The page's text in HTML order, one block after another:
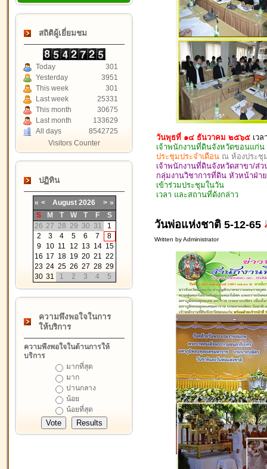
สถิติผู้เยี่ยมชม
Today
301
Yesterday
3951
This week
301
Last week
25331
This month
30675
Last month
133629
All days
8542725
Visitors Counter
ปฏิทิน
« < August 2026 > »
S
M T W T F
S
26 27 28 29 30 31
1
2
3 4 5 6 7
8
9
10 11 12 13 14 15
16 17 18 19 20 21 22
23 24 25 26 27 28 29
30 31 1 2 3 4 5
ความพึงพอใจในการ
ให้บริการ
ความพึงพอใจในด้านการให้
บริการ
มากที่สุด
มาก
ปานกลาง
น้อย
น้อยที่สุด
วันพุธที่ ๑๔ ธันวาคม ๒๕๖๕ เว
เจ้าพนักงานที่ดินจังหวัดขอนแก่น
ประชุมประจำเดือน ณ ห้องประชุ
เจ้าพนักงานที่ดินจังหวัดสาขา/ส่
กลุ่มงานวิชาการที่ดิน หัวหน้าฝ่
เข้าร่วมประชุมในวัน
เวลา และสถานที่ดังกล่าว
วันพ่อแห่งชาติ 5-12-65
Written by Administrator